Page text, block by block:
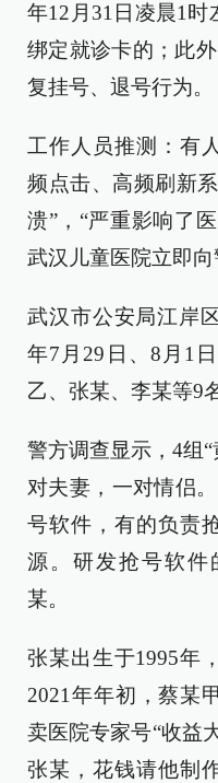
年12月31日凌晨1时
绑定就诊卡的；此
复挂号、退号行为。
工作人员推测：有
频点击、高频刷新
溃”，“严重影响了
武汉儿童医院立即向
武汉市公安局江岸
年7月29日、8月1
乙、张某、李某等9
警方调查显示，4组
对夫妻，一对情侣
号软件，有的负责
源。研发抢号软件
某。
张某出生于1995年
2021年年初，蔡某
卖医院专家号“收益
张某，花钱请他制